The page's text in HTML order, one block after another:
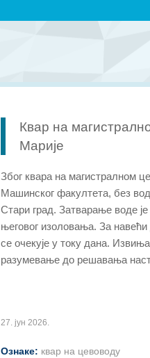
Квар на
Марије
Због квара на магистралном
Машинског факултета, без
Стари град. Затварање воде је
његовог изоловања. За
се очекује у току дана.
разумевање до решавања
27. јун 2026.
Ознаке: квар на цевоводу